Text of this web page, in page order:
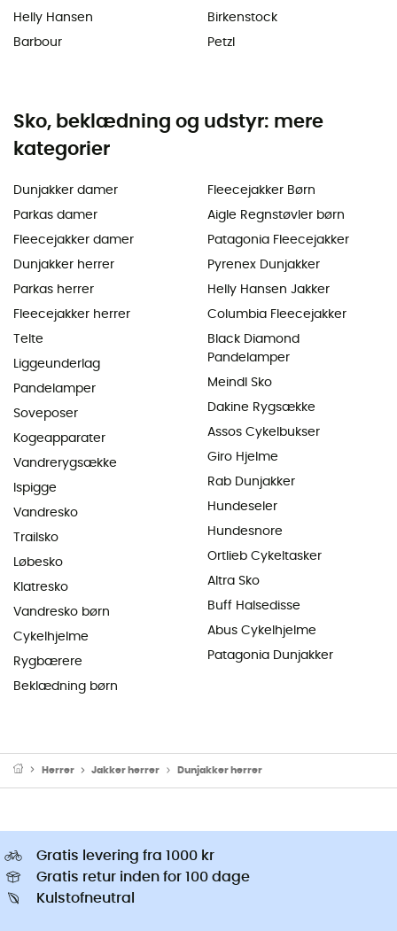
Helly Hansen
Barbour
Birkenstock
Petzl
Sko, beklædning og udstyr: mere
kategorier
Dunjakker damer
Parkas damer
Fleecejakker damer
Dunjakker herrer
Parkas herrer
Fleecejakker herrer
Telte
Liggeunderlag
Pandelamper
Soveposer
Kogeapparater
Vandrerygsække
Ispigge
Vandresko
Trailsko
Løbesko
Klatresko
Vandresko børn
Cykelhjelme
Rygbærere
Beklædning børn
Fleecejakker Børn
Aigle Regnstøvler børn
Patagonia Fleecejakker
Pyrenex Dunjakker
Helly Hansen Jakker
Columbia Fleecejakker
Black Diamond
Pandelamper
Meindl Sko
Dakine Rygsække
Assos Cykelbukser
Giro Hjelme
Rab Dunjakker
Hundeseler
Hundesnore
Ortlieb Cykeltasker
Altra Sko
Buff Halsedisse
Abus Cykelhjelme
Patagonia Dunjakker
Herrer Jakker herrer Dunjakker herrer
Gratis levering fra 1000 kr
Gratis retur inden for 100 dage
Kulstofneutral